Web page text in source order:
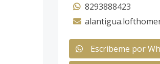
8293888423
Escribeme por